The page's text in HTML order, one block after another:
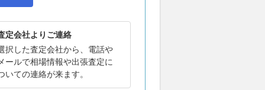
定会社よりご連絡
択した査定会社から、電話や
ールで相場情報や出張査定に
いての連絡が来ます。